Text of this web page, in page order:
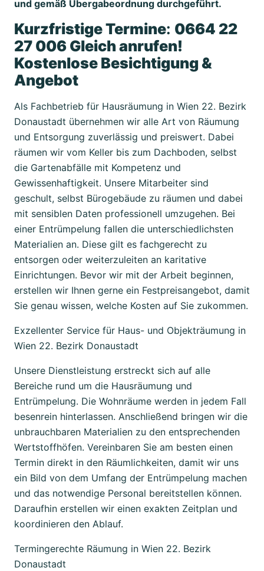
und gemäß Übergabeordnung durchgeführt.
Kurzfristige Termine: 0664 22
27 006 Gleich anrufen!
Kostenlose Besichtigung &
Angebot
Als Fachbetrieb für Hausräumung in Wien 22. Bezirk
Donaustadt übernehmen wir alle Art von Räumung
und Entsorgung zuverlässig und preiswert. Dabei
räumen wir vom Keller bis zum Dachboden, selbst
die Gartenabfälle mit Kompetenz und
Gewissenhaftigkeit. Unsere Mitarbeiter sind
geschult, selbst Bürogebäude zu räumen und dabei
mit sensiblen Daten professionell umzugehen. Bei
einer Entrümpelung fallen die unterschiedlichsten
Materialien an. Diese gilt es fachgerecht zu
entsorgen oder weiterzuleiten an karitative
Einrichtungen. Bevor wir mit der Arbeit beginnen,
erstellen wir Ihnen gerne ein Festpreisangebot, damit
Sie genau wissen, welche Kosten auf Sie zukommen.
Exzellenter Service für Haus- und Objekträumung in
Wien 22. Bezirk Donaustadt
Unsere Dienstleistung erstreckt sich auf alle
Bereiche rund um die Hausräumung und
Entrümpelung. Die Wohnräume werden in jedem Fall
besenrein hinterlassen. Anschließend bringen wir die
unbrauchbaren Materialien zu den entsprechenden
Wertstoffhöfen. Vereinbaren Sie am besten einen
Termin direkt in den Räumlichkeiten, damit wir uns
ein Bild von dem Umfang der Entrümpelung machen
und das notwendige Personal bereitstellen können.
Daraufhin erstellen wir einen exakten Zeitplan und
koordinieren den Ablauf.
Termingerechte Räumung in Wien 22. Bezirk
Donaustadt